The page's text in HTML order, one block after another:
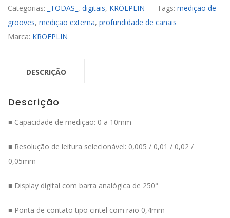
Categorias: _TODAS_ , digitais, KRÖEPLIN Tags: medição de
grooves, medição externa, profundidade de canais
Marca: KROEPLIN
DESCRIÇÃO
Descrição
■ Capacidade de medição: 0 a 10mm
■ Resolução de leitura selecionável: 0,005 / 0,01 / 0,02 /
0,05mm
■ Display digital com barra analógica de 250°
■ Ponta de contato tipo cintel com raio 0,4mm